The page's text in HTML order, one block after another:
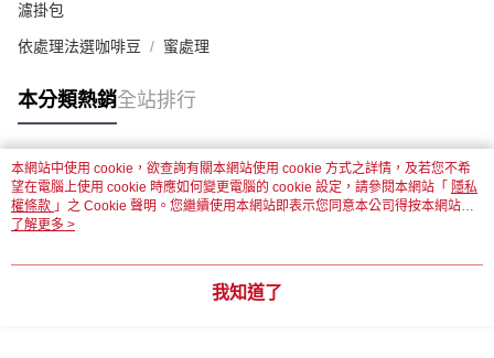
濾掛包
依處理法選咖啡豆 蜜處理
本分類熱銷全站排行
熱門標籤
本網站中使用 cookie，欲查詢有關本網站使用 cookie 方式之詳情，及若您不希
望在電腦上使用 cookie 時應如何變更電腦的 cookie 設定，請參閱本網站「 隱私
權條款 」之 Cookie 聲明。您繼續使用本網站即表示您同意本公司得按本網站使
用條款之 Cookie 聲明使用 cookie。
了解更多 >
我知道了